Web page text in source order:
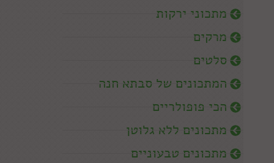
מתכוני ירקות
מרקים
סלטים
המתכונים של סבתא חנה
הכי פופולריים
מתכונים ללא גלוטן
מתכונים טבעוניים